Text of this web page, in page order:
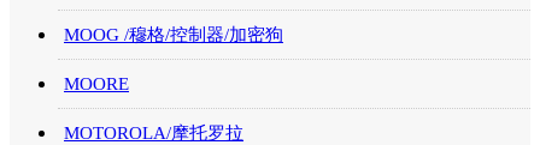
MOOG /穆格/控制器/加密狗
MOORE
MOTOROLA/摩托罗拉